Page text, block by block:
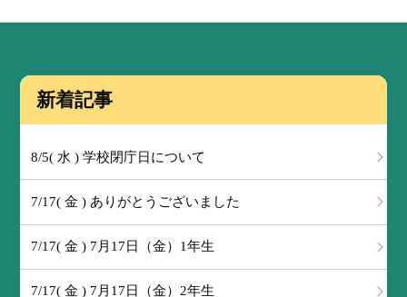
新着記事
8/5( 水 ) 学校閉庁日について
7/17( 金 ) ありがとうございました
7/17( 金 ) 7月17日（金）1年生
7/17( 金 ) 7月17日（金）2年生